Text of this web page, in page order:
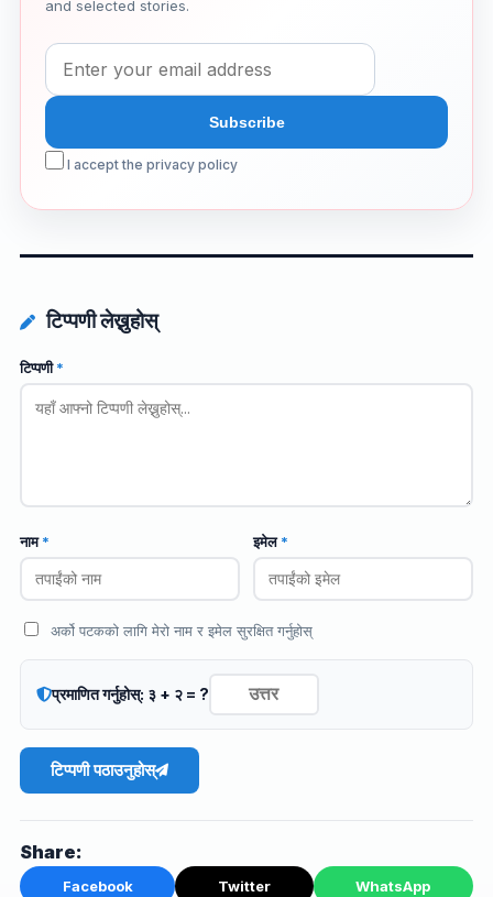
and selected stories.
I accept the privacy policy
टिप्पणी लेख्नुहोस्
टिप्पणी*
नाम* इमेल*
अर्को पटकको लागि मेरो नाम र इमेल सुरक्षित गर्नुहोस्
प्रमाणित गर्नुहोस्: ३ + २ = ?
टिप्पणी पठाउनुहोस्
Share:
Facebook Twitter WhatsApp